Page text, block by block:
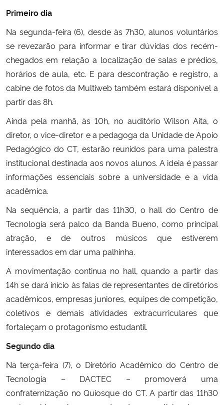
Gabinete de Segurança Institucional
Advocacia-Geral da União
Banco Central do Brasil
Primeiro dia
Na segunda-feira (6), desde às 7h30, alunos voluntários
se revezarão para informar e tirar dúvidas dos recém-
chegados em relação a localização de salas e prédios,
horários de aula, etc. E para descontração e registro, a
cabine de fotos da Multiweb também estará disponível a
partir das 8h.
Ainda pela manhã, às 10h, no auditório Wilson Aita, o
diretor, o vice-diretor e a pedagoga da Unidade de Apoio
Pedagógico do CT, estarão reunidos para uma palestra
institucional destinada aos novos alunos. A ideia é passar
informações essenciais sobre a universidade e a vida
acadêmica.
Na sequência, a partir das 11h30, o hall do Centro de
Tecnologia será palco da Banda Bueno, como principal
atração, e de outros músicos que estiverem
interessados em dar uma palhinha.
A movimentação continua no hall, quando a partir das
14h se dará início às falas de representantes de diretórios
acadêmicos, empresas juniores, equipes de competição,
coletivos e demais atividades extracurriculares que
fortaleçam o protagonismo estudantil.
Segundo dia
Na terça-feira (7), o Diretório Acadêmico do Centro de
Tecnologia – DACTEC – promoverá uma
confraternização no Quiosque do CT. A partir das 11h30